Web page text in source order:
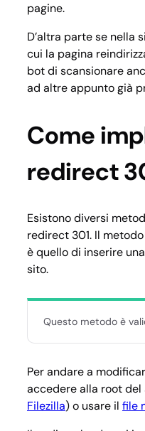
pagine.
D’altra parte se nella
cui la pagina
bot di scansionare
ad altre appunto già
Come
redirect
Esistono diversi
redirect 301. Il
è quello di inserire
sito.
Questo metodo è
Per andare a
accedere alla root del
Filezilla) o usare il file